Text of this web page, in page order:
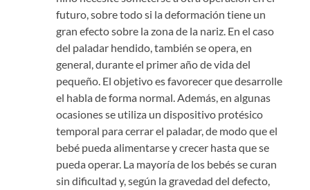
futuro, sobre todo si la deformación tiene un
gran efecto sobre la zona de la nariz. En el caso
del paladar hendido, también se opera, en
general, durante el primer año de vida del
pequeño. El objetivo es favorecer que desarrolle
el habla de forma normal. Además, en algunas
ocasiones se utiliza un dispositivo protésico
temporal para cerrar el paladar, de modo que el
bebé pueda alimentarse y crecer hasta que se
pueda operar. La mayoría de los bebés se curan
sin dificultad y, según la gravedad del defecto,